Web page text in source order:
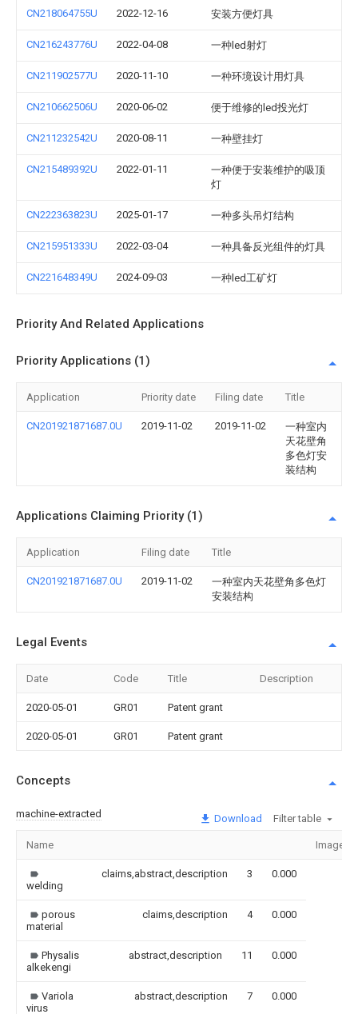
CN218064755U 2022-12-16 安装方便灯具
CN216243776U 2022-04-08 一种led射灯
CN211902577U 2020-11-10 一种环境设计用灯具
CN210662506U 2020-06-02 便于维修的led投光灯
CN211232542U 2020-08-11 一种壁挂灯
CN215489392U 2022-01-11
一种便于安装维护的吸顶
灯
CN222363823U 2025-01-17 一种多头吊灯结构
CN215951333U 2022-03-04 一种具备反光组件的灯具
CN221648349U 2024-09-03 一种led工矿灯
Priority And Related Applications
Priority Applications (1)
Application Priority date Filing date Title
CN201921871687.0U 2019-11-02 2019-11-02
一种室内
天花壁角
多色灯安
装结构
Applications Claiming Priority (1)
Application Filing date Title
CN201921871687.0U 2019-11-02
一种室内天花壁角多色灯
安装结构
Legal Events
Date Code Title Description
2020-05-01 GR01 Patent grant
2020-05-01 GR01 Patent grant
Concepts
machine-extracted Download Filter table
Name Image
welding
claims,abstract,description 3 0.000
porous
material
claims,description 4 0.000
Physalis
alkekengi
abstract,description 11 0.000
Variola
virus
abstract,description 7 0.000